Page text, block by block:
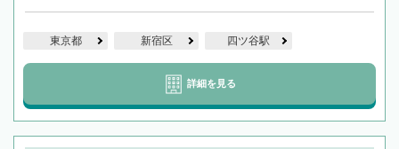
東京都 新宿区 四ツ谷駅
詳細を見る